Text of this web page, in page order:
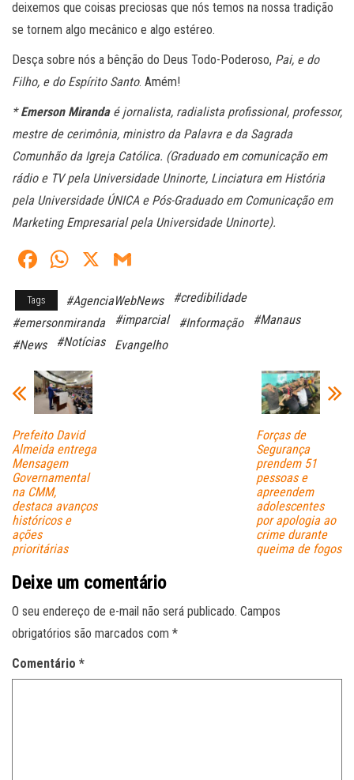
deixemos que coisas preciosas que nós temos na nossa tradição
se tornem algo mecânico e algo estéreo.
Desça sobre nós a bênção do Deus Todo-Poderoso, Pai, e do
Filho, e do Espírito Santo. Amém!
*Emerson Mirandaé jornalista, radialista profissional, professor,
mestre de cerimônia, ministro da Palavra e da Sagrada
Comunhão da Igreja Católica. (Graduado em comunicação em
rádio e TV pela Universidade Uninorte, Linciatura em História
pela Universidade ÚNICA e Pós-Graduado em Comunicação em
Marketing Empresarial pela Universidade Uninorte).
Fa
ce
bo
ok
W
ts
A
X
ail
Tags #AgenciaWebNews
#credibilidade
#emersonmiranda
#imparcial #Informação
#Manaus
#News
#Notícias Evangelho
Prefeito David
Almeida entrega
Mensagem
Governamental
na CMM,
destaca avanços
históricos e
ações
prioritárias
Forças de
Segurança
prendem 51
pessoas e
apreendem
adolescentes
por apologia ao
crime durante
queima de fogos
Deixe um comentário
O seu endereço de e-mail não será publicado. Campos
obrigatórios são marcados com *
Comentário *